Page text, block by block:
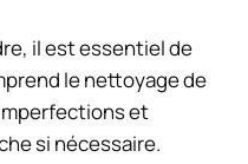
il est essentiel de
le nettoyage de
et
si nécessaire.